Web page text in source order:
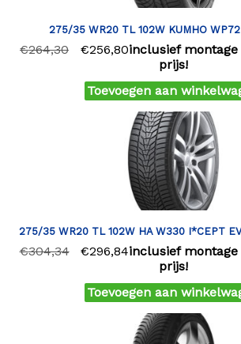
275/35 WR20 TL 102W KUMHO
€264,30 €256,80inclusief montage
prijs!
Toevoegen aan
275/35 WR20 TL 102W HA W330 I*CEPT
€304,34 €296,84inclusief montage
prijs!
Toevoegen aan